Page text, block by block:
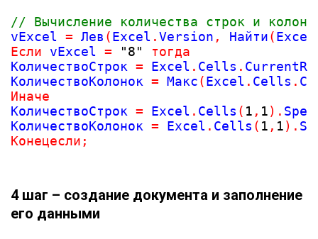
// Вычисление количества строк и
vExcel = Лев (Excel .Version , Найти(Excel
Если vExcel = "8"
тогда
КоличествоСтрок = Excel . Cells .
КоличествоКолонок = Макс(Excel . Cells .
Иначе
КоличествоСтрок = Excel . Cells ( 1 , 1) .
КоличествоКолонок = Excel . Cells ( 1 , 1) .
Конецесли ;
4 шаг – создание документа и заполнение
его данными